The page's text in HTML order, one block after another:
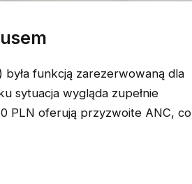
funkcją zarezerwowaną dla
sytuacja wygląda zupełnie
PLN oferują przyzwoite ANC, co